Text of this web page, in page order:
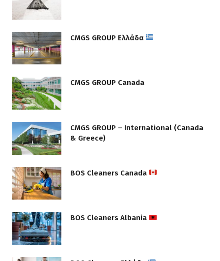
CMGS GROUP Ελλάδα
CMGS GROUP Canada
CMGS GROUP – International (Canada
& Greece)
BOS Cleaners Canada
BOS Cleaners Albania